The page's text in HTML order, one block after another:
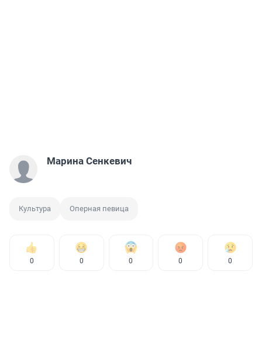
Марина Сенкевич
Культура Оперная певица
0 0 0 0 0